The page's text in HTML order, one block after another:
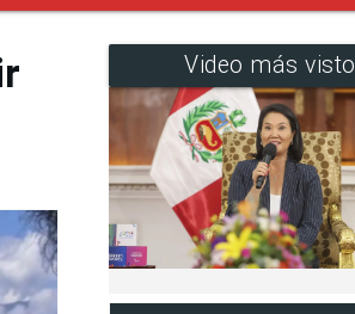
Video más visto